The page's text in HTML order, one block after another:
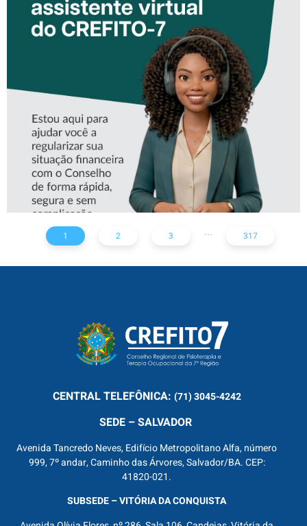
CONHEÇA A ‘ALINE’,
ASSISTENTE VIRTUAL DO
CREFITO-7
1 2 3 ... 317
CENTRALTELEFÔNICA: (71) 3045-4242
SEDE – SALVADOR
Avenida Tancredo Neves, Edifício Metropolitano Alfa, número
999, 7º andar, Caminho das Árvores, Salvador/BA. CEP:
41820-021.
SUBSEDE – VITÓRIA DA CONQUISTA